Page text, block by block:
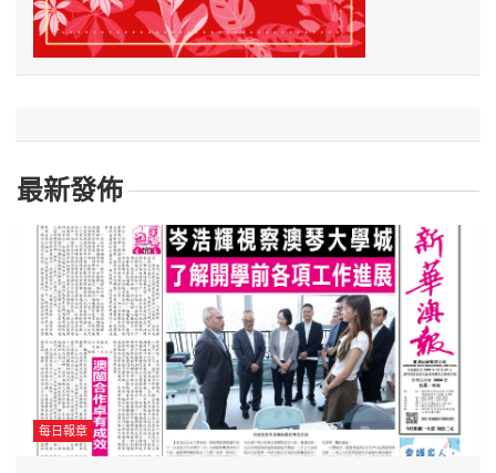
最新發佈
每日報章